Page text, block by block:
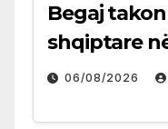
Begaj
shqiptare
06/08/2026